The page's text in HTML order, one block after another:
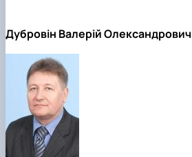
Дубровін Валерій Олександрович